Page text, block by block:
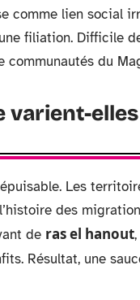
comme lien social
filiation. Difficile
communautés du
varient-
Les
des
de ras el hanout
Résultat, une